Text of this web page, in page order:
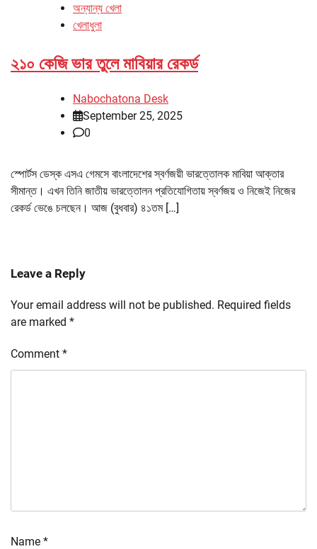
অন্যান্য খেলা
খেলাধুলা
২১০ কেজি ভার তুলে মাবিয়ার রেকর্ড
Nabochatona Desk
September 25, 2025
0
স্পোর্টস ডেস্ক এসএ গেমসে বাংলাদেশের স্বর্ণজয়ী ভারত্তোলক মাবিয়া আক্তার
সীমান্ত। এখন তিনি জাতীয় ভারত্তোলন প্রতিযোগিতায় স্বর্ণজয় ও নিজেই নিজের
রেকর্ড ভেঙে চলছেন। আজ (বুধবার) ৪১তম […]
Leave a Reply
Your email address will not be published. Required fields
are marked *
Comment *
Name *